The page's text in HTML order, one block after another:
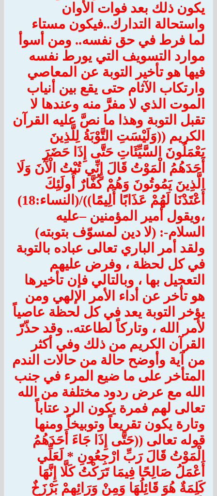
يكون ذلك بعد فوات الأوان
واستحالة التدارك..فيكون مستاء
لما فرط في حق نفسه.. ومن أسوأ
موارد التسويف التي يورط نفسه
فيها هو تأخير التوبة عن المعاصي
وارتكاب الآثام حتى يقع بين أنياب
الموت الذي لا مفرَّ منه وعندها لا
تقبل التوبة وهذا ما نصَّ عليه القرآن
الكريم ((وَلَيْسَتِ التَّوْبَةُ لِلَّذِينَ
يَعْمَلُونَ السَّيِّئَاتِ حَتَّى إِذَا حَضَرَ
أَحَدَهُمُ الْمَوْتُ قَالَ إِنِّي تُبْتُ الْآَنَ وَلَا
الَّذِينَ يَمُوتُونَ وَهُمْ كُفَّارٌ أُولَئِكَ
أَعْتَدْنَا لَهُمْ عَذَابًا أَلِيمًا))/(النساء:18)
،ويقول أمير المؤمنين –عليه
السلام-: (لا دين لمسوّف بتوبته)
ولقد أمر الباري تعالى عباده بالتوبة
في كل لحظة ، وفرض عليهم
التعجيل بها ، وبالتالي فإن تأخيرها
هو تأخر عن أداء الأمر الإلهي ومن
يؤخر التوبة يعد في كل لحظة عاصياً
لأمر الله ، وتاركاً لطاعته.. وقد حذّرّ
القرآن الكريم من ذلك وفي أكثر
من آية وأوضح حالة من حالات الندم
المتأخر على ما ضيع المرء في جنب
الله مع عرض ردود مختلفة من الله
تعالى لهم فمرة يكون الرد عتاباً
وتارة يكون تقريعاً وتوبيخاً ومنها
قوله تعالى ((حَتَّى إِذَا جَاءَ أَحَدَهُمُ
الْمَوْتُ قَالَ رَبِّ ارْجِعُونِ * لَعَلِّي
أَعْمَلُ صَالِحًا فِيمَا تَرَكْتُ كَلَّا إِنَّهَا
كَلِمَةٌ هُوَ قَائِلُهَا وَمِنْ وَرَائِهِمْ بَرْزَخٌ